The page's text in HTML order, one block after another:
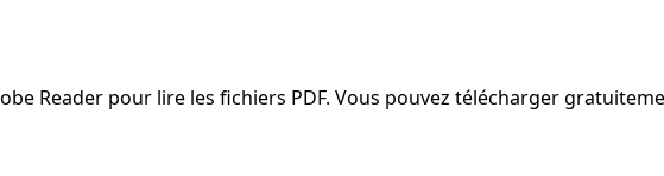
Reader pour lire les fichiers PDF. Vous pouvez télécharger